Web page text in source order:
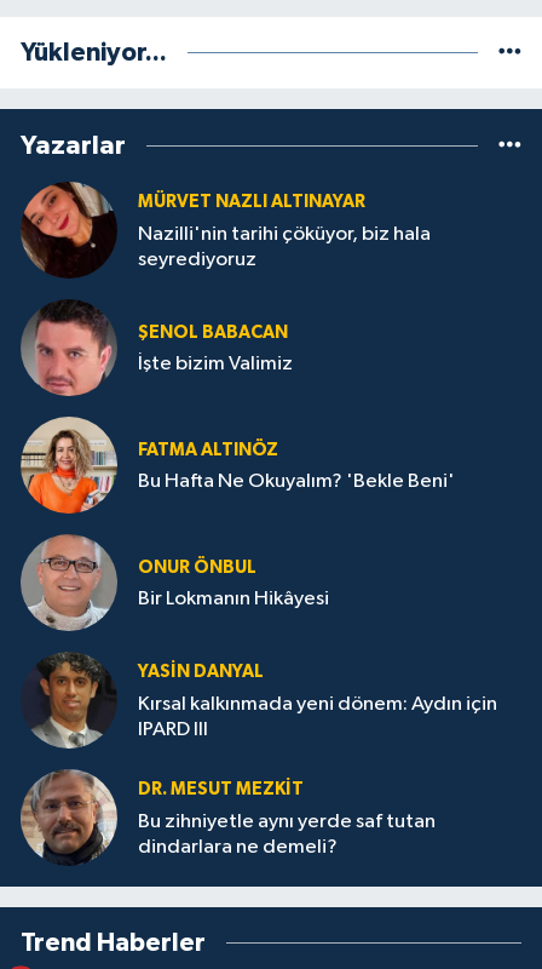
Yükleniyor...
Yazarlar
MÜRVET NAZLI ALTINAYAR
Nazilli'nin tarihi çöküyor, biz hala
seyrediyoruz
ŞENOL BABACAN
İşte bizim Valimiz
FATMA ALTINÖZ
Bu Hafta Ne Okuyalım? 'Bekle Beni'
ONUR ÖNBUL
Bir Lokmanın Hikâyesi
YASIN DANYAL
Kırsal kalkınmada yeni dönem: Aydın için
IPARD III
DR. MESUT MEZKIT
Bu zihniyetle aynı yerde saf tutan
dindarlara ne demeli?
Trend Haberler